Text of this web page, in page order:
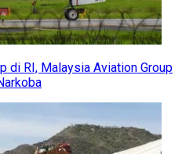
di RI, Malaysia Aviation Group